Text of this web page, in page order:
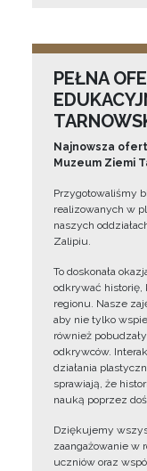
PEŁNA
Najnowsza
Muzeum Ziemi
Przygotowaliśmy
realizowanych w
naszych
Zalipiu.
To doskonała
odkrywać historię,
regionu. Nasze
aby nie tylko
również
odkrywców.
działania
sprawiają, że
nauką poprzez
Dziękujemy
zaangażowanie w
uczniów oraz